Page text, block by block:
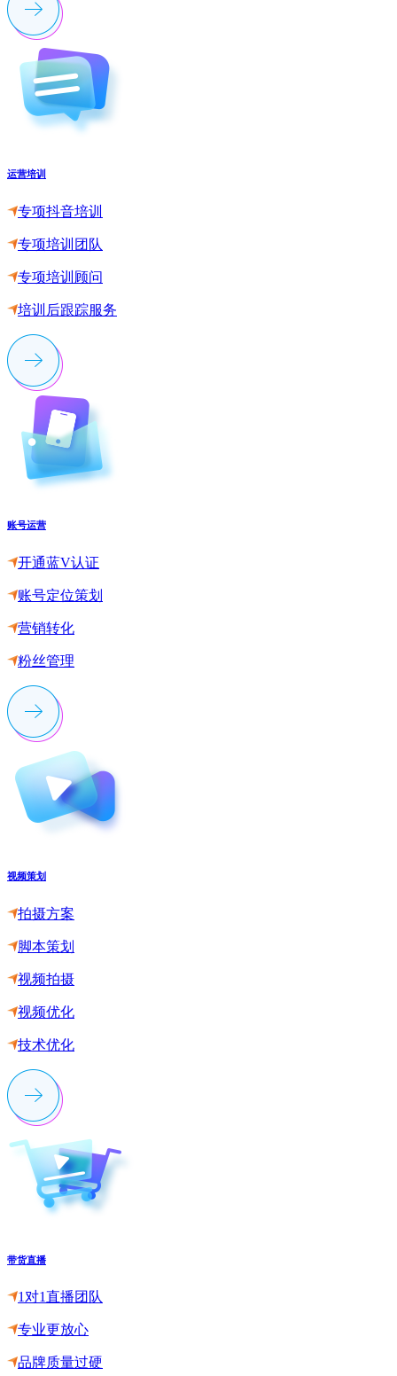
运营培训
专项抖音培训
专项培训团队
专项培训顾问
培训后跟踪服务
账号运营
开通蓝V认证
账号定位策划
营销转化
粉丝管理
视频策划
拍摄方案
脚本策划
视频拍摄
视频优化
技术优化
带货直播
1对1直播团队
专业更放心
品牌质量过硬